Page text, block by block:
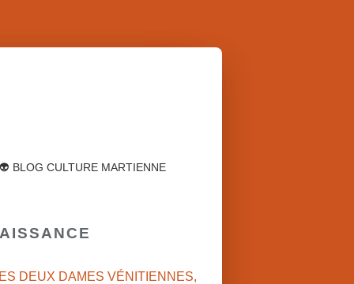
👽 BLOG CULTURE MARTIENNE
DEUX DAMES VÉNITIENNES,